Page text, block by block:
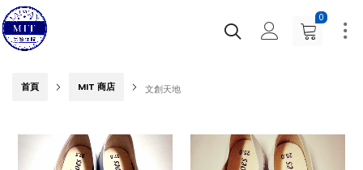
0
首頁 MIT 商店 文創天地